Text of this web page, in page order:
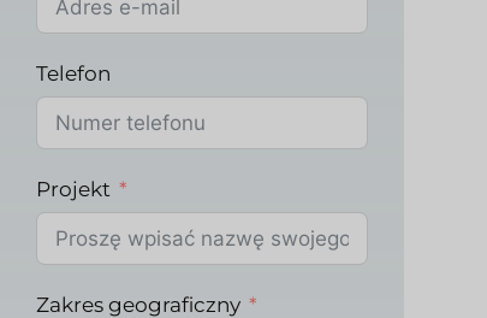
Telefon
Projekt
Zakres geograficzny